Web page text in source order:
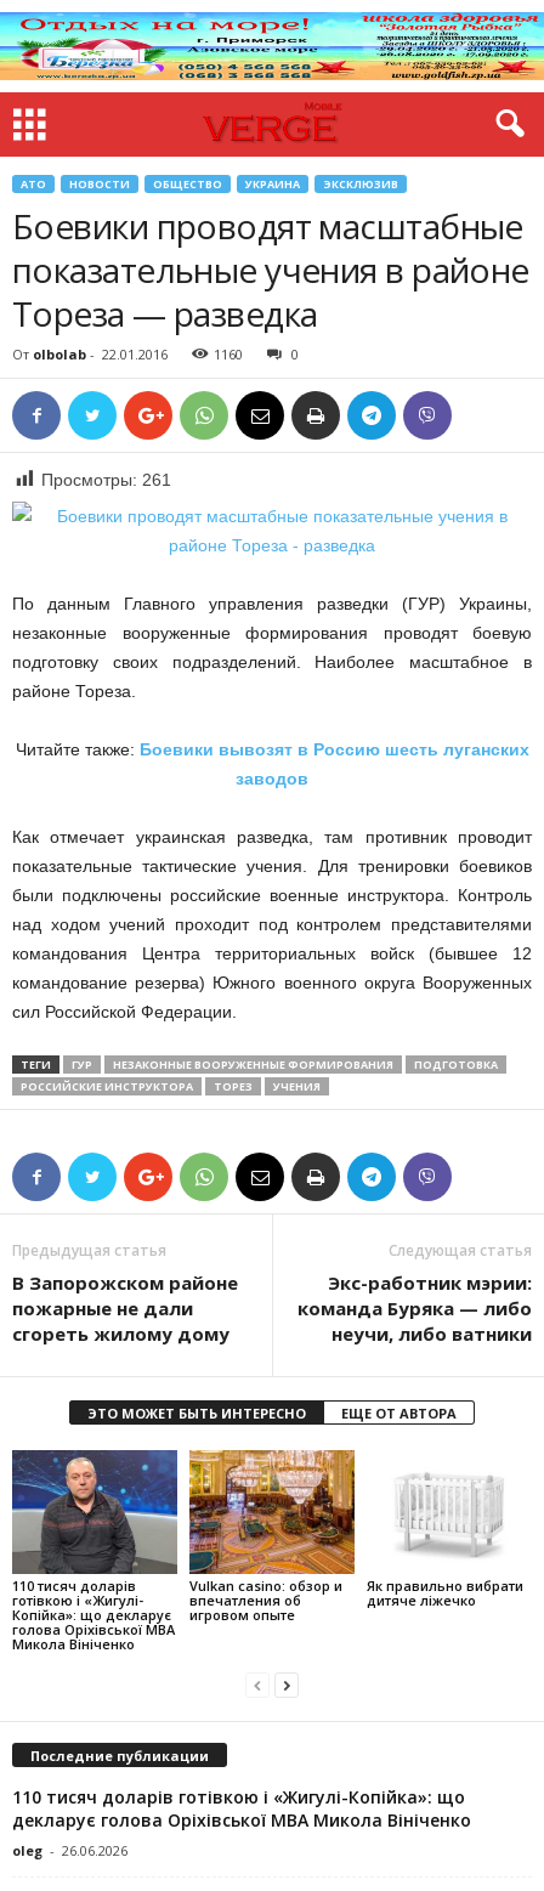
АТО НОВОСТИ ОБЩЕСТВО УКРАИНА ЭКСКЛЮЗИВ
Боевики проводят масштабные
показательные учения в районе
Тореза — разведка
От olbolab - 22.01.2016 1160 0
Просмотры: 261
По данным Главного управления разведки (ГУР) Украины,
незаконные вооруженные формирования проводят боевую
подготовку своих подразделений. Наиболее масштабное в
районе Тореза.
Читайте также: Боевики вывозят в Россию шесть луганских
заводов
Как отмечает украинская разведка, там противник проводит
показательные тактические учения. Для тренировки боевиков
были подключены российские военные инструктора. Контроль
над ходом учений проходит под контролем представителями
командования Центра территориальных войск (бывшее 12
командование резерва) Южного военного округа Вооруженных
сил Российской Федерации.
ТЕГИ ГУР НЕЗАКОННЫЕ ВООРУЖЕННЫЕ ФОРМИРОВАНИЯ
ПОДГОТОВКА
РОССИЙСКИЕ ИНСТРУКТОРА
ТОРЕЗ УЧЕНИЯ
Предыдущая статья
В Запорожском районе
пожарные не дали
сгореть жилому дому
Следующая статья
Экс-работник мэрии:
команда Буряка — либо
неучи, либо ватники
ЭТО МОЖЕТ БЫТЬ ИНТЕРЕСНО ЕЩЕ ОТ АВТОРА
110 тисяч доларів
готівкою і «Жигулі-
Копійка»: що декларує
голова Оріхівської МВА
Микола Вініченко
Vulkan casino: обзор и
впечатления об
игровом опыте
Як правильно вибрати
дитяче ліжечко
Последние публикации
110 тисяч доларів готівкою і «Жигулі-Копійка»: що
декларує голова Оріхівської МВА Микола Вініченко
oleg - 26.06.2026